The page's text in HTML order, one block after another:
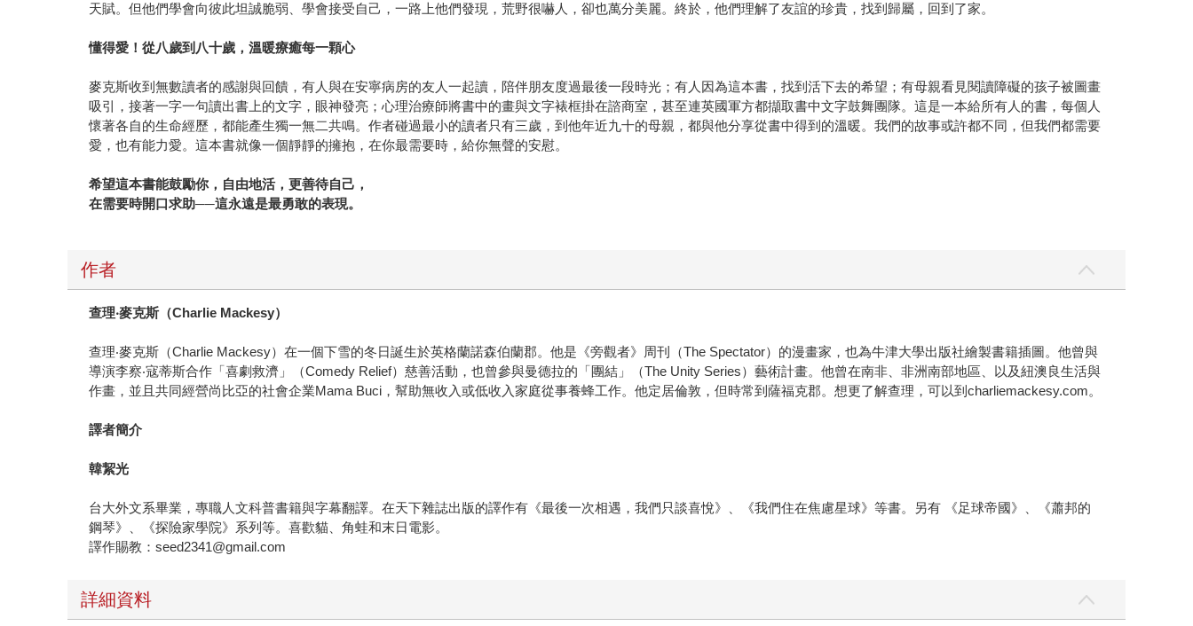
天賦。但他們學會向彼此坦誠脆弱、學會接受自己，一路上他們發現，荒野很嚇人，卻也萬分美麗。終於，他們理解了友誼的珍貴，找到歸屬，回到了家。
懂得愛！從八歲到八十歲，溫暖療癒每一顆心
麥克斯收到無數讀者的感謝與回饋，有人與在安寧病房的友人一起讀，陪伴朋友度過最後一段時光；有人因為這本書，找到活下去的希望；有母親看見閱讀障礙的孩子被圖畫
吸引，接著一字一句讀出書上的文字，眼神發亮；心理治療師將書中的畫與文字裱框掛在諮商室，甚至連英國軍方都擷取書中文字鼓舞團隊。這是一本給所有人的書，每個人
懷著各自的生命經歷，都能產生獨一無二共鳴。作者碰過最小的讀者只有三歲，到他年近九十的母親，都與他分享從書中得到的溫暖。我們的故事或許都不同，但我們都需要
愛，也有能力愛。這本書就像一個靜靜的擁抱，在你最需要時，給你無聲的安慰。
希望這本書能鼓勵你，自由地活，更善待自己，
在需要時開口求助──這永遠是最勇敢的表現。
作者
查理‧麥克斯（Charlie Mackesy）
查理‧麥克斯（Charlie Mackesy）在一個下雪的冬日誕生於英格蘭諾森伯蘭郡。他是《旁觀者》周刊（The Spectator）的漫畫家，也為牛津大學出版社繪製書籍插圖。他曾與
導演李察‧寇蒂斯合作「喜劇救濟」（Comedy Relief）慈善活動，也曾參與曼德拉的「團結」（The Unity Series）藝術計畫。他曾在南非、非洲南部地區、以及紐澳良生活與
作畫，並且共同經營尚比亞的社會企業Mama Buci，幫助無收入或低收入家庭從事養蜂工作。他定居倫敦，但時常到薩福克郡。想更了解查理，可以到charliemackesy.com。
譯者簡介
韓絜光
台大外文系畢業，專職人文科普書籍與字幕翻譯。在天下雜誌出版的譯作有《最後一次相遇，我們只談喜悅》、《我們住在焦慮星球》等書。另有 《足球帝國》、《蕭邦的
鋼琴》、《探險家學院》系列等。喜歡貓、角蛙和末日電影。
譯作賜教：seed2341@gmail.com
詳細資料